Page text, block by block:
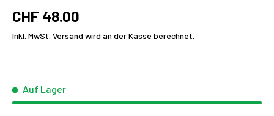
CHF 48.00
Inkl. MwSt. Versand wird an der Kasse berechnet.
Auf Lager